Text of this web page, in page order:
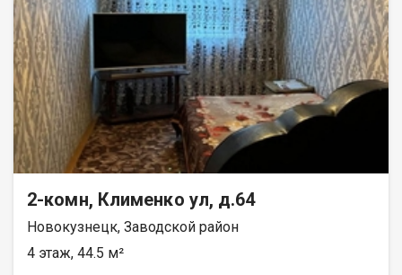
звонке данный номер объявления - 542434 Номер объекта:
542434. Анжелика
2-комн, Клименко ул, д.64
Новокузнецк, Заводской район
4 этаж, 44.5 м²